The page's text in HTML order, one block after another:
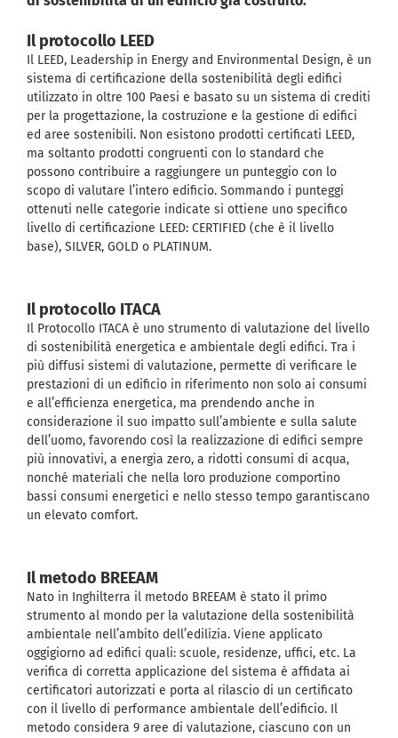
Il protocollo LEED
Il LEED, Leadership in Energy and Environmental Design, è un
sistema di certificazione della sostenibilità degli edifici
utilizzato in oltre 100 Paesi e basato su un sistema di crediti
per la progettazione, la costruzione e la gestione di edifici
ed aree sostenibili. Non esistono prodotti certificati LEED,
ma soltanto prodotti congruenti con lo standard che
possono contribuire a raggiungere un punteggio con lo
scopo di valutare l’intero edificio. Sommando i punteggi
ottenuti nelle categorie indicate si ottiene uno specifico
livello di certificazione LEED: CERTIFIED (che è il livello
base), SILVER, GOLD o PLATINUM.
Il protocollo ITACA
Il Protocollo ITACA è uno strumento di valutazione del livello
di sostenibilità energetica e ambientale degli edifici. Tra i
più diffusi sistemi di valutazione, permette di verificare le
prestazioni di un edificio in riferimento non solo ai consumi
e all’efficienza energetica, ma prendendo anche in
considerazione il suo impatto sull’ambiente e sulla salute
dell’uomo, favorendo così la realizzazione di edifici sempre
più innovativi, a energia zero, a ridotti consumi di acqua,
nonché materiali che nella loro produzione comportino
bassi consumi energetici e nello stesso tempo garantiscano
un elevato comfort.
Il metodo BREEAM
Nato in Inghilterra il metodo BREEAM è stato il primo
strumento al mondo per la valutazione della sostenibilità
ambientale nell’ambito dell’edilizia. Viene applicato
oggigiorno ad edifici quali: scuole, residenze, uffici, etc. La
verifica di corretta applicazione del sistema è affidata ai
certificatori autorizzati e porta al rilascio di un certificato
con il livello di performance ambientale dell’edificio. Il
metodo considera 9 aree di valutazione, ciascuno con un